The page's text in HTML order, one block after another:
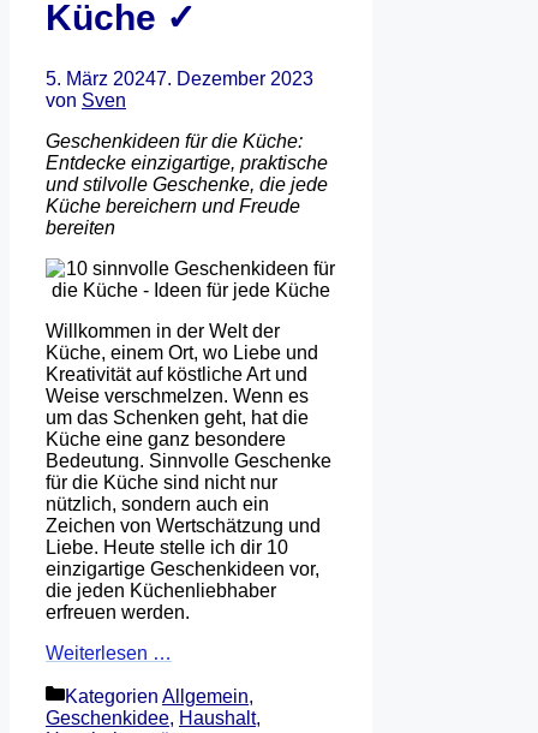
Küche ✓
5. März 20247. Dezember 2023
von Sven
Geschenkideen für die Küche:
Entdecke einzigartige, praktische
und stilvolle Geschenke, die jede
Küche bereichern und Freude
bereiten
Willkommen in der Welt der
Küche, einem Ort, wo Liebe und
Kreativität auf köstliche Art und
Weise verschmelzen. Wenn es
um das Schenken geht, hat die
Küche eine ganz besondere
Bedeutung. Sinnvolle Geschenke
für die Küche sind nicht nur
nützlich, sondern auch ein
Zeichen von Wertschätzung und
Liebe. Heute stelle ich dir 10
einzigartige Geschenkideen vor,
die jeden Küchenliebhaber
erfreuen werden.
Weiterlesen …
Kategorien Allgemein,
Geschenkidee, Haushalt,